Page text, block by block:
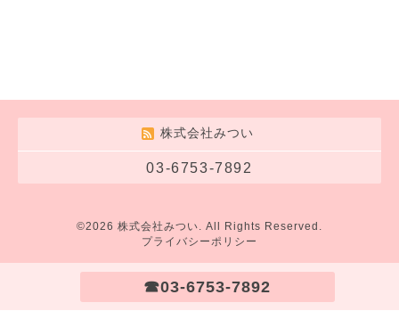
株式会社みつい
03-6753-7892
©2026 株式会社みつい. All Rights Reserved.
プライバシーポリシー
☎03-6753-7892